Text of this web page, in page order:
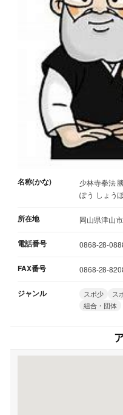
名称(かな)
少林寺拳法
ぽう しょう
所在地 岡山県津山
電話番号 0868-28-
FAX番号 0868-28-
ジャンル スポ少 ス
組合・団体